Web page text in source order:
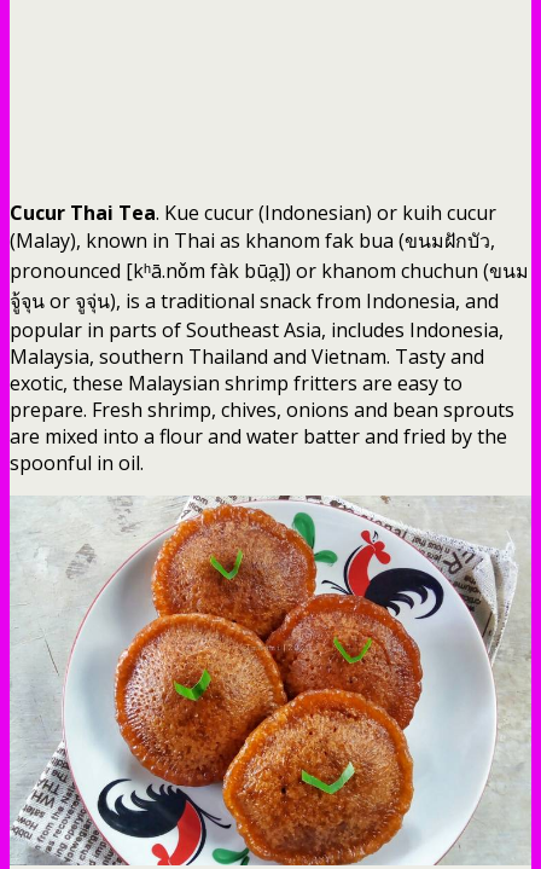
Cucur Thai Tea. Kue cucur (Indonesian) or kuih cucur
(Malay), known in Thai as khanom fak bua (ขนมฝักบัว,
pronounced [kʰā.nǒm fàk būa̯]) or khanom chuchun (ขนม
จู้จุน or จูจุ่น), is a traditional snack from Indonesia, and
popular in parts of Southeast Asia, includes Indonesia,
Malaysia, southern Thailand and Vietnam. Tasty and
exotic, these Malaysian shrimp fritters are easy to
prepare. Fresh shrimp, chives, onions and bean sprouts
are mixed into a flour and water batter and fried by the
spoonful in oil.